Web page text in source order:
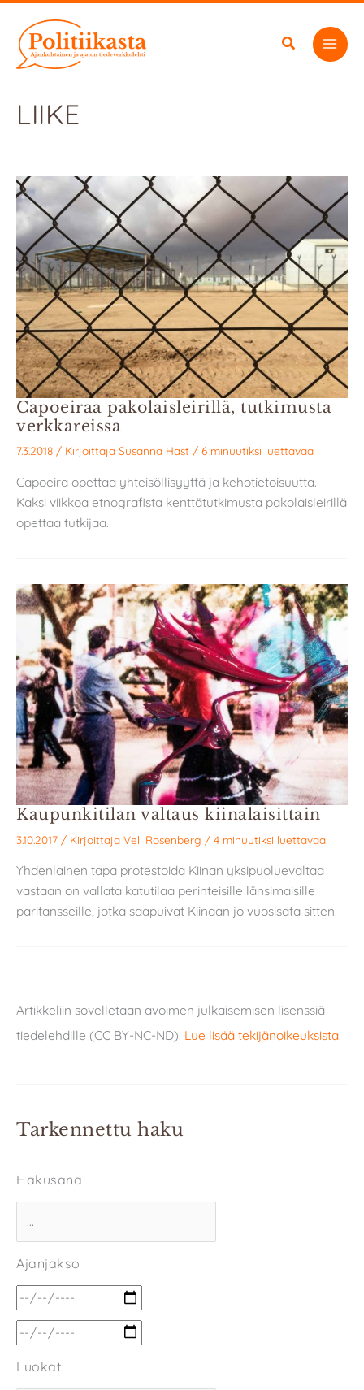
sisältöön
LIIKE
Capoeiraa pakolaisleirillä, tutkimusta
verkkareissa
7.3.2018 / Kirjoittaja Susanna Hast / 6 minuutiksi luettavaa
Capoeira opettaa yhteisöllisyyttä ja kehotietoisuutta.
Kaksi viikkoa etnografista kenttätutkimusta pakolaisleirillä
opettaa tutkijaa.
Kaupunkitilan valtaus kiinalaisittain
3.10.2017 / Kirjoittaja Veli Rosenberg / 4 minuutiksi luettavaa
Yhdenlainen tapa protestoida Kiinan yksipuoluevaltaa
vastaan on vallata katutilaa perinteisille länsimaisille
paritansseille, jotka saapuivat Kiinaan jo vuosisata sitten.
Artikkeliin sovelletaan avoimen julkaisemisen lisenssiä
tiedelehdille (CC BY-NC-ND). Lue lisää tekijänoikeuksista.
Tarkennettu haku
Hakusana
Ajanjakso
Luokat